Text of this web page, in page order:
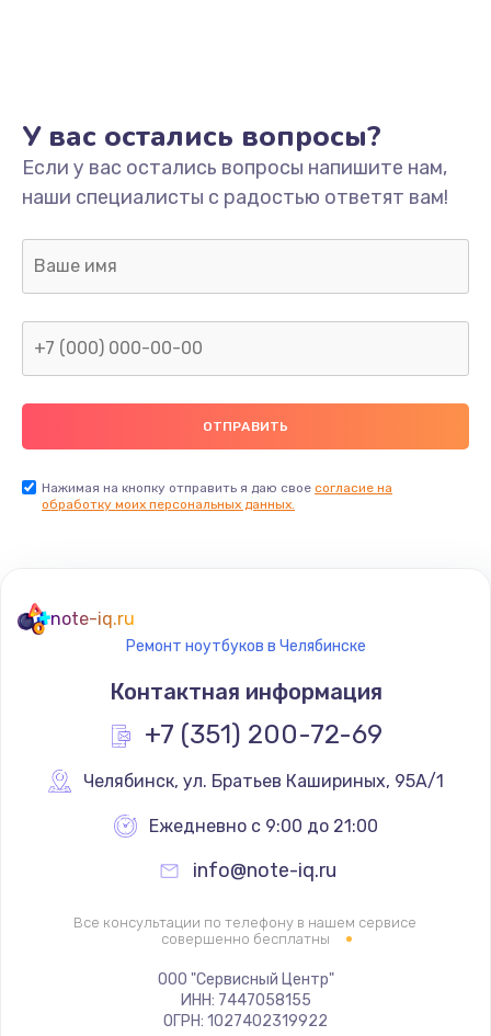
Замена оперативной памяти
690 руб.
Заказать
Замена процессора
1395 руб.
Заказать
Замена шлейфа матрицы
1160 руб.
Заказать
Замена экрана
2885 руб.
Заказать
Восстановление данных
У вас остались вопросы?
Если у вас остались вопросы напишите нам,
наши специалисты с радостью ответят вам!
Нажимая на кнопку отправить я даю свое согласие на
обработку моих персональных данных.
note-iq.ru
Ремонт ноутбуков в Челябинске
Контактная информация
+7 (351) 200-72-69
Челябинск, ул. Братьев Кашириных, 95А/1
Ежедневно с 9:00 до 21:00
info@note-iq.ru
Все консультации по телефону в нашем сервисе
совершенно бесплатны
ООО "Сервисный Центр"
ИНН: 7447058155
ОГРН: 1027402319922